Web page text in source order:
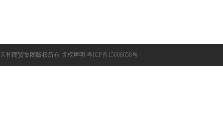
天和商贸集团版权所有 版权声明 粤ICP备15008058号